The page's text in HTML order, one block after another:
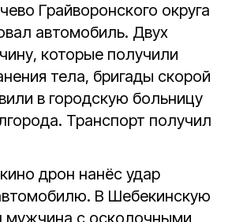
Грайворонского округа
автомобиль. Двух
которые получили
тела, бригады скорой
в городскую больницу
Транспорт получил
дрон нанёс удар
В Шебекинскую
мужчина с осколочными